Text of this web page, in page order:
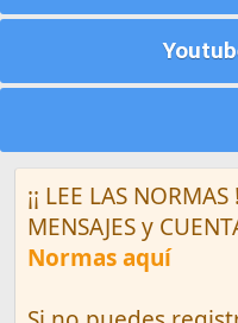
¡¡ LEE LAS
MENSAJES y
Normas aquí